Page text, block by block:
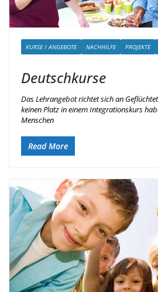
KURSE / ANGEBOTE NACHHILFE PROJEKTE
Deutschkurse
Das Lehrangebot richtet sich an
keinen Platz in einem Integrationskurs
Menschen
Read More